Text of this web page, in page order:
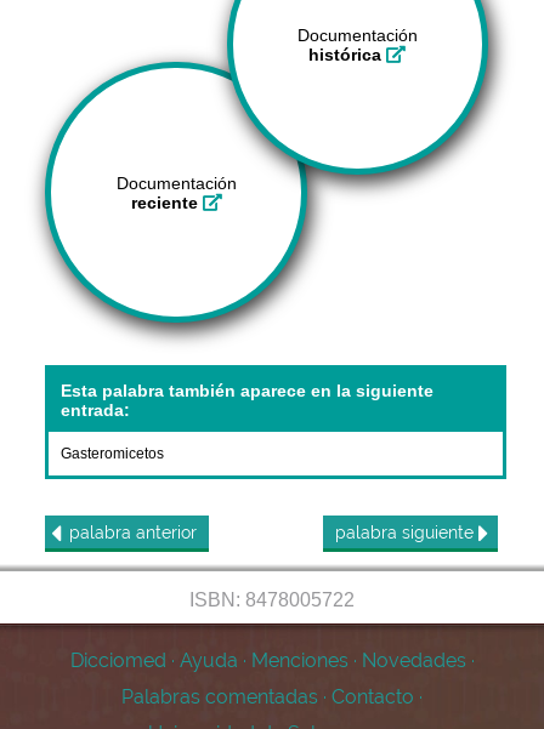
Documentación
histórica
Documentación
reciente
Esta palabra también aparece en la siguiente
entrada:
Gasteromicetos
palabra anterior palabra siguiente
ISBN: 8478005722
Dicciomed · Ayuda · Menciones · Novedades ·
Palabras comentadas · Contacto ·